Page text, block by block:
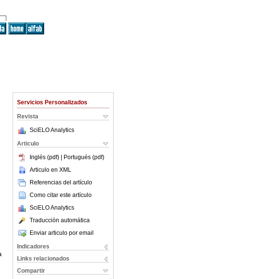
Servicios Personalizados
Revista
SciELO Analytics
Articulo
Inglés (pdf) | Portugués (pdf)
Articulo en XML
Referencias del artículo
Como citar este artículo
SciELO Analytics
Traducción automática
Enviar articulo por email
Indicadores
Links relacionados
Compartir